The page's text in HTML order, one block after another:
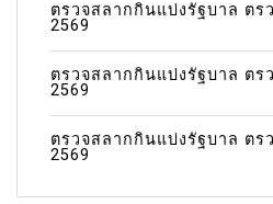
ตรวจสลากกินแบ่งรัฐบาล ตร
2569
ตรวจสลากกินแบ่งรัฐบาล ตร
2569
ตรวจสลากกินแบ่งรัฐบาล ตร
2569